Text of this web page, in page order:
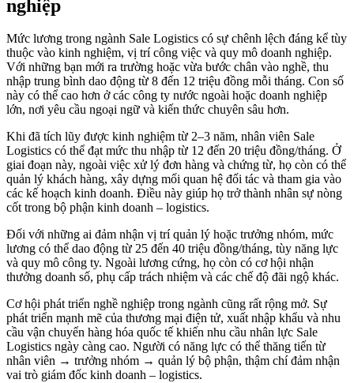
nghiệp
Mức lương trong ngành Sale Logistics có sự chênh lệch đáng kể tùy
thuộc vào kinh nghiệm, vị trí công việc và quy mô doanh nghiệp.
Với những bạn mới ra trường hoặc vừa bước chân vào nghề, thu
nhập trung bình dao động từ 8 đến 12 triệu đồng mỗi tháng. Con số
này có thể cao hơn ở các công ty nước ngoài hoặc doanh nghiệp
lớn, nơi yêu cầu ngoại ngữ và kiến thức chuyên sâu hơn.
Khi đã tích lũy được kinh nghiệm từ 2–3 năm, nhân viên Sale
Logistics có thể đạt mức thu nhập từ 12 đến 20 triệu đồng/tháng. Ở
giai đoạn này, ngoài việc xử lý đơn hàng và chứng từ, họ còn có thể
quản lý khách hàng, xây dựng mối quan hệ đối tác và tham gia vào
các kế hoạch kinh doanh. Điều này giúp họ trở thành nhân sự nòng
cốt trong bộ phận kinh doanh – logistics.
Đối với những ai đảm nhận vị trí quản lý hoặc trưởng nhóm, mức
lương có thể dao động từ 25 đến 40 triệu đồng/tháng, tùy năng lực
và quy mô công ty. Ngoài lương cứng, họ còn có cơ hội nhận
thưởng doanh số, phụ cấp trách nhiệm và các chế độ đãi ngộ khác.
Cơ hội phát triển nghề nghiệp trong ngành cũng rất rộng mở. Sự
phát triển mạnh mẽ của thương mại điện tử, xuất nhập khẩu và nhu
cầu vận chuyển hàng hóa quốc tế khiến nhu cầu nhân lực Sale
Logistics ngày càng cao. Người có năng lực có thể thăng tiến từ
nhân viên → trưởng nhóm → quản lý bộ phận, thậm chí đảm nhận
vai trò giám đốc kinh doanh – logistics.